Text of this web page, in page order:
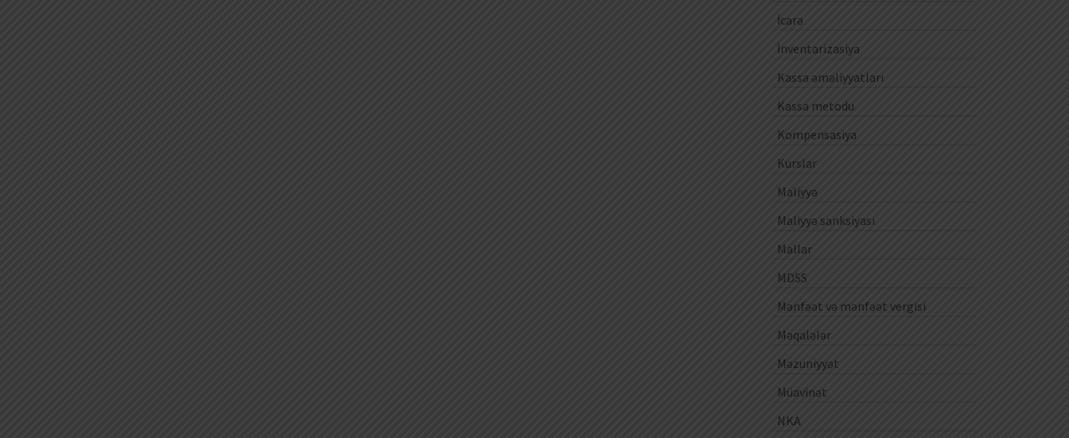
İcarə
İnventarizasiya
Kassa əməliyyatları
Kassa metodu
Kompensasiya
Kurslar
Maliyyə
Maliyyə sanksiyası
Mallar
MDSS
Mənfəət və mənfəət vergisi
Məqalələr
Məzuniyyət
Müavinət
NKA